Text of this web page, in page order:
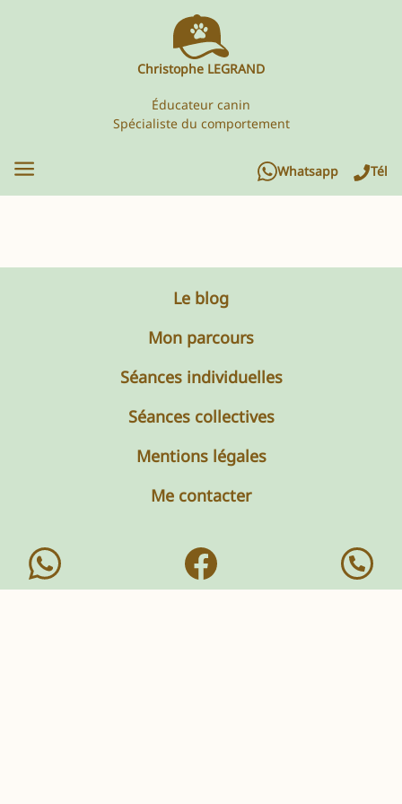
Christophe LEGRAND
Éducateur canin
Spécialiste du comportement
Whatsapp Tél
Le blog
Mon parcours
Séances individuelles
Séances collectives
Mentions légales
Me contacter